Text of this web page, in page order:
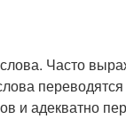
Часто
и адекватно